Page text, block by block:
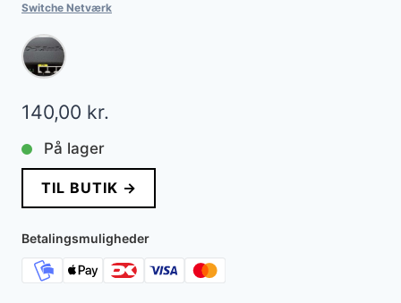
Switche Netværk
140,00 kr.
På lager
TIL BUTIK →
Betalingsmuligheder